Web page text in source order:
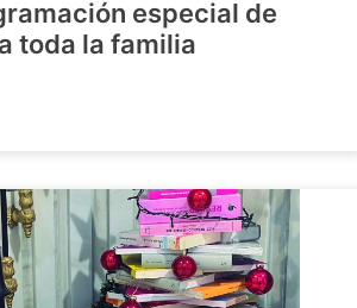
especial de
toda la familia